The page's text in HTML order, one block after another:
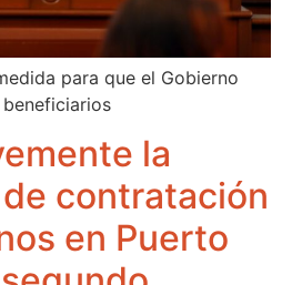
para que el Gobierno
la
contratación
en Puerto